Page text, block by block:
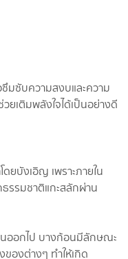
ซึมซับความสงบและความ
ยเติมพลังใจได้เป็นอย่างดี
ยบังเอิญ เพราะภายใน
รมชาติแกะสลักผ่าน
ออกไป บางก้อนมีลักษณะ
องต่างๆ ทำให้เกิด